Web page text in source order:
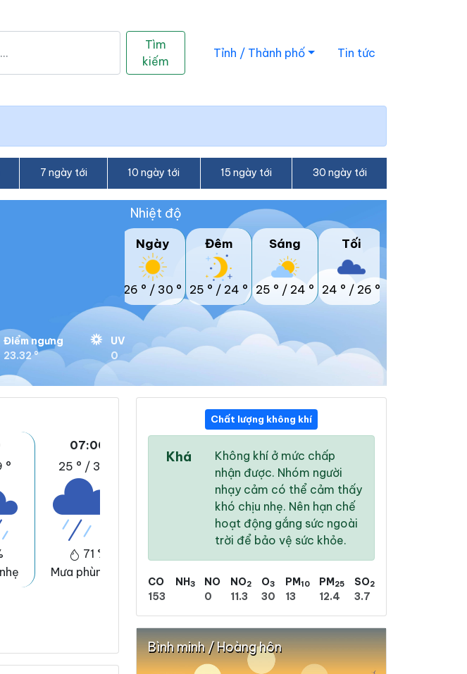
Tìm
kiếm
Tỉnh / Thành phố Tin tức
7 ngày tới 10 ngày tới 15 ngày tới 30 ngày tới
Điểm ngưng
23.32 °
UV
0
Nhiệt độ
Ngày
26 ° / 30 °
Đêm
25 ° / 24 °
Sáng
25 ° / 24 °
Tối
24 ° / 26 °
°
07:00
25 ° / 30 °
71 %
Mưa phùn nhẹ
26 °/ 30 °
27 ° /
Chất lượng không khí
Khá
Không khí ở mức chấp
nhận được. Nhóm người
nhạy cảm có thể cảm thấy
khó chịu nhẹ. Nên hạn chế
hoạt động gắng sức ngoài
trời để bảo vệ sức khỏe.
CO
153
NH3
NO
0
NO2
11.3
O3
30
PM10
13
PM25
12.4
SO2
3.7
Bình minh / Hoàng hôn